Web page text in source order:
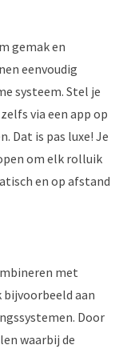
gemak en
eenvoudig
systeem. Stel je
via een app op
Dat is pas luxe! Je
om elk rolluik
en op afstand
met
bijvoorbeeld aan
Door
waarbij de